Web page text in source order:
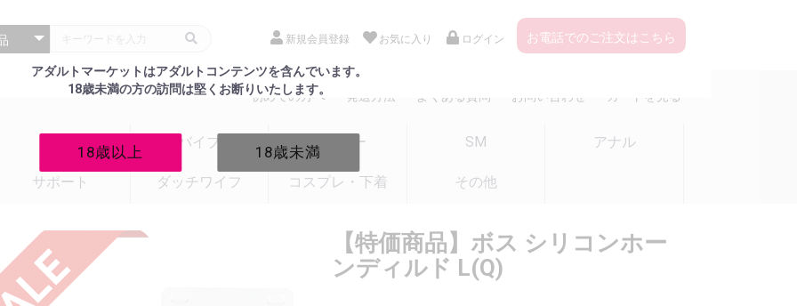
アダルトマーケットはアダルトコンテンツを含んでいます。
18歳未満の方の訪問は堅くお断りいたします。
18歳以上 18歳未満
新規会員登録 お気に入り ログイン お電話でのご注文はこちら
初めての方へ 発送方法 よくある質問 お問い合わせ カートを見る
バイブ ローター SM アナル
サポート ダッチワイフ コスプレ・下着 その他
【特価商品】ボス シリコンホー
ンディルド L(Q)